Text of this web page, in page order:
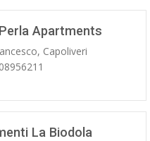
Apartments
Capoliveri
La Biodola